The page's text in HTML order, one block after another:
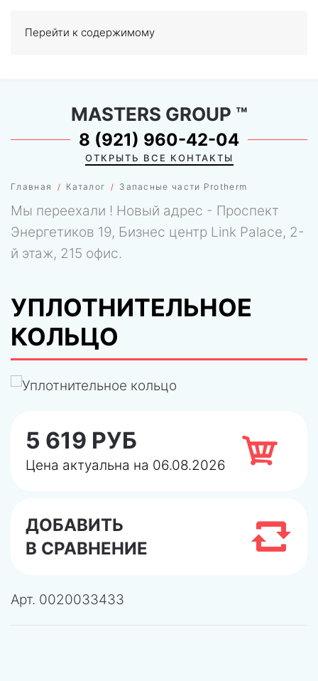
Перейти к содержимому
0
Главная Каталог Запасные части Protherm
MASTERS GROUP ™
8 (921) 960-42-04
ОТКРЫТЬ ВСЕ КОНТАКТЫ
Мы переехали ! Новый адрес - Проспект
Энергетиков 19, Бизнес центр Link Palace, 2-
й этаж, 215 офис.
УПЛОТНИТЕЛЬНОЕ
КОЛЬЦО
5 619 РУБ
Цена актуальна на 06.08.2026
ДОБАВИТЬ
В СРАВНЕНИЕ
Арт. 0020033433